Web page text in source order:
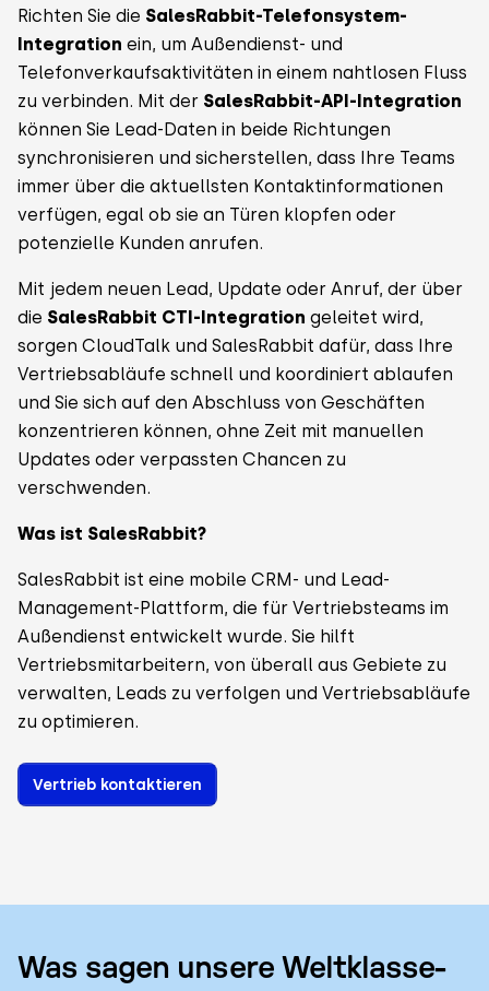
Richten Sie die SalesRabbit-Telefonsystem-
Integration ein, um Außendienst- und
Telefonverkaufsaktivitäten in einem nahtlosen Fluss
zu verbinden. Mit der SalesRabbit-API-Integration
können Sie Lead-Daten in beide Richtungen
synchronisieren und sicherstellen, dass Ihre Teams
immer über die aktuellsten Kontaktinformationen
verfügen, egal ob sie an Türen klopfen oder
potenzielle Kunden anrufen.
Mit jedem neuen Lead, Update oder Anruf, der über
die SalesRabbit CTI-Integration geleitet wird,
sorgen CloudTalk und SalesRabbit dafür, dass Ihre
Vertriebsabläufe schnell und koordiniert ablaufen
und Sie sich auf den Abschluss von Geschäften
konzentrieren können, ohne Zeit mit manuellen
Updates oder verpassten Chancen zu
verschwenden.
Was ist SalesRabbit?
SalesRabbit ist eine mobile CRM- und Lead-
Management-Plattform, die für Vertriebsteams im
Außendienst entwickelt wurde. Sie hilft
Vertriebsmitarbeitern, von überall aus Gebiete zu
verwalten, Leads zu verfolgen und Vertriebsabläufe
zu optimieren.
Vertrieb kontaktieren
Was sagen unsere Weltklasse-